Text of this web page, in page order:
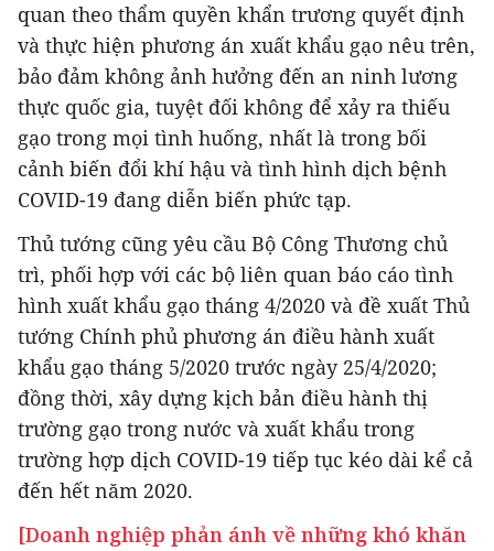
quan theo thẩm quyền khẩn trương quyết định
và thực hiện phương án xuất khẩu gạo nêu trên,
bảo đảm không ảnh hưởng đến an ninh lương
thực quốc gia, tuyệt đối không để xảy ra thiếu
gạo trong mọi tình huống, nhất là trong bối
cảnh biến đổi khí hậu và tình hình dịch bệnh
COVID-19 đang diễn biến phức tạp.
Thủ tướng cũng yêu cầu Bộ Công Thương chủ
trì, phối hợp với các bộ liên quan báo cáo tình
hình xuất khẩu gạo tháng 4/2020 và đề xuất Thủ
tướng Chính phủ phương án điều hành xuất
khẩu gạo tháng 5/2020 trước ngày 25/4/2020;
đồng thời, xây dựng kịch bản điều hành thị
trường gạo trong nước và xuất khẩu trong
trường hợp dịch COVID-19 tiếp tục kéo dài kể cả
đến hết năm 2020.
[Doanh nghiệp phản ánh về những khó khăn